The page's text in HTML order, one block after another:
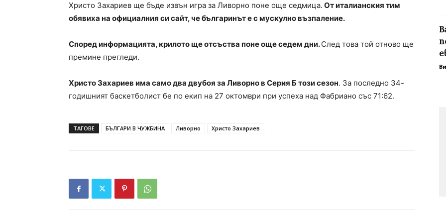
Христо Захариев ще бъде извън игра за Ливорно поне още седмица. От италианския тим
обявиха на официалния си сайт, че българинът е с мускулно възпаление.
Според информацията, крилото ще отсъства поне още седем дни.След това той отново ще
премине прегледи.
Христо Захариев има само два двубоя за Ливорно в Серия Б този сезон. За последно 34-
годишният баскетболист бе по екип на 27 октомври при успеха над Фабриано със 71:62.
ТАГОВЕ БЪЛГАРИ В ЧУЖБИНА Ливорно Христо Захариев